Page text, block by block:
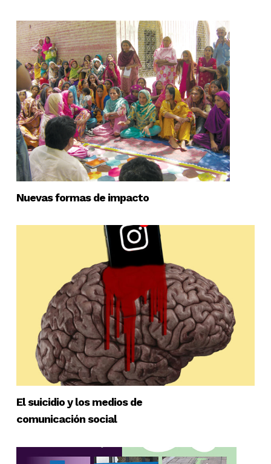
Nuevas formas de impacto
El suicidio y los medios de
comunicación social